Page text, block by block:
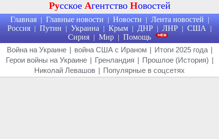
Русское Агентство Новостей
Главная | Главные новости | Новости | Лента новостей |
Россия | Путин | Украина | Крым | ДНР | ЛНР | США |
Сирия | Мир | Помощь
Война на Украине | война США с Ираном | Итоги 2025 года |
Герои войны на Украине | Гренландия | Прошлое (История) |
Николай Левашов | Популярные в соцсетях